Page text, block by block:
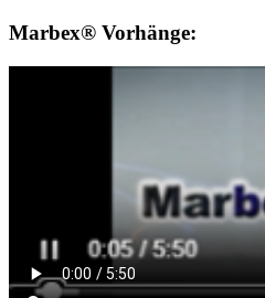
Marbex® Vorhänge: